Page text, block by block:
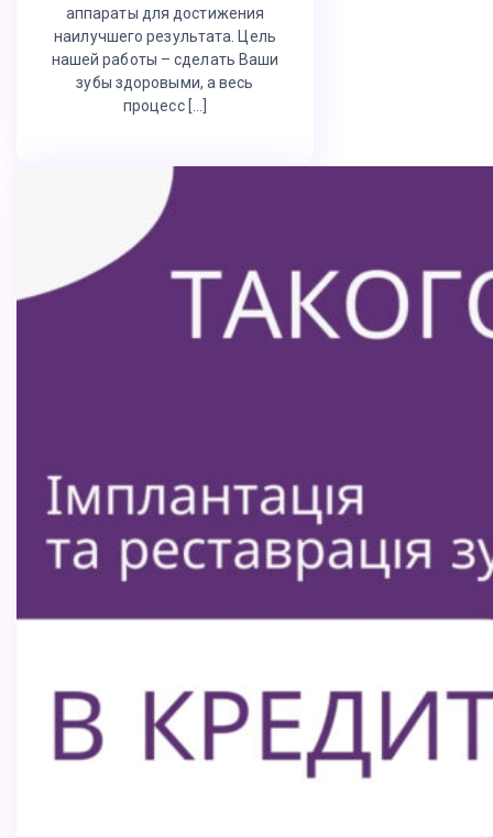
аппараты для достижения
наилучшего результата. Цель
нашей работы – сделать Ваши
зубы здоровыми, а весь
процесс […]